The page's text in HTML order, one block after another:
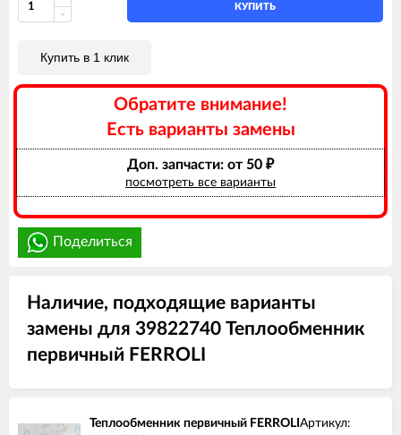
КУПИТЬ
Купить в 1 клик
Обратите внимание!
Есть варианты замены
Доп. запчасти: от 50 ₽
посмотреть все варианты
Поделиться
Наличие, подходящие варианты
замены для 39822740 Теплообменник
первичный FERROLI
Теплообменник первичный FERROLI Артикул: